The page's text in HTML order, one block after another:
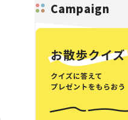
Campaign